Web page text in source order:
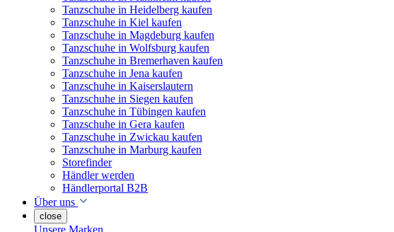
Tanzschuhe in Heidelberg kaufen
Tanzschuhe in Kiel kaufen
Tanzschuhe in Magdeburg kaufen
Tanzschuhe in Wolfsburg kaufen
Tanzschuhe in Bremerhaven kaufen
Tanzschuhe in Jena kaufen
Tanzschuhe in Kaiserslautern
Tanzschuhe in Siegen kaufen
Tanzschuhe in Tübingen kaufen
Tanzschuhe in Gera kaufen
Tanzschuhe in Zwickau kaufen
Tanzschuhe in Marburg kaufen
Storefinder
Händler werden
Händlerportal B2B
Über uns
close
Unsere Marken